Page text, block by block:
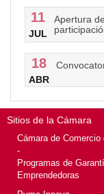
11
JUL
Apertura
18
ABR
Sitios de la Cámara
Cámara de Comercio
-
Programas de
Emprendedoras